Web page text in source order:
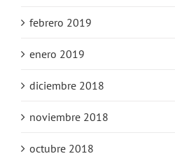
febrero 2019
enero 2019
diciembre 2018
noviembre 2018
octubre 2018